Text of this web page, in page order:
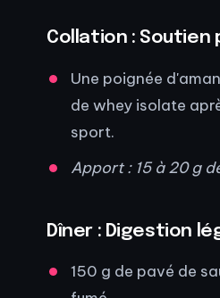
Collation : Soutien
Une poignée
de whey isolate
sport.
Apport : 15 à 20 g
Dîner : Digestion
150 g de pavé de